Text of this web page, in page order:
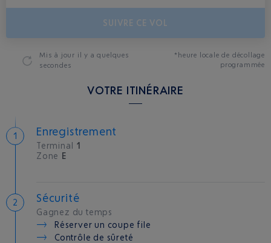
SUIVRE CE VOL
Mis à jour il y a quelques
secondes
*heure locale de décollage
programmée
VOTRE ITINÉRAIRE
Enregistrement
Terminal 1
Zone E
Sécurité
Gagnez du temps
Réserver un coupe file
Contrôle de sûreté